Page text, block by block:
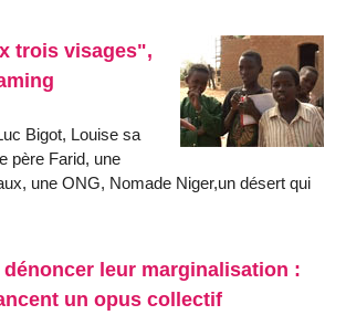
trois visages",
Bigot, Louise sa
père Farid, une
une ONG, Nomade Niger,un désert qui
dénoncer leur marginalisation :
un opus collectif